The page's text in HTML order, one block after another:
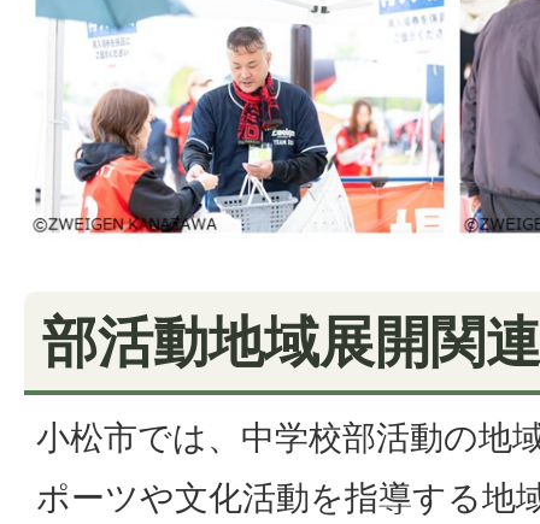
部活動地域展開関連
小松市では、中学校部活動の地
ポーツや文化活動を指導する地